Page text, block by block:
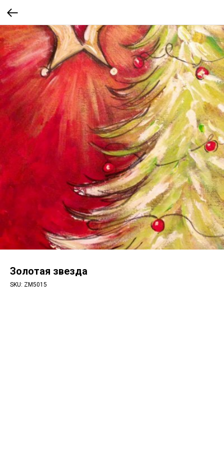
Золотая звезда
SKU: ZM5015